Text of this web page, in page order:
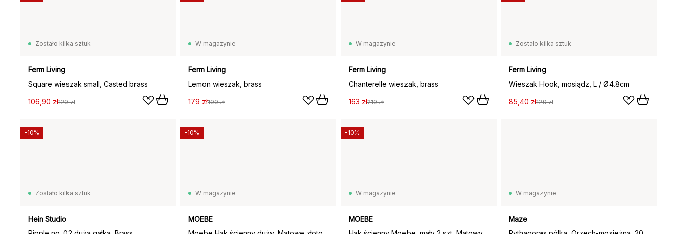
Zostało kilka sztuk
Ferm Living
Square wieszak small, Casted brass
106,90 zł129 zł
W magazynie
Ferm Living
Lemon wieszak, brass
179 zł199 zł
W magazynie
Ferm Living
Chanterelle wieszak, brass
163 zł219 zł
Zostało kilka sztuk
Ferm Living
Wieszak Hook, mosiądz, L / Ø4.8cm
85,40 zł129 zł
Zostało kilka sztuk
Hein Studio
-10%
W magazynie
MOEBE
-10%
W magazynie
MOEBE
-10%
W magazynie
Maze